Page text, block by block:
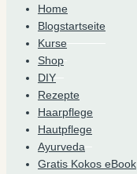
Home
Blogstartseite
Kurse
Shop
DIY
Rezepte
Haarpflege
Hautpflege
Ayurveda
Gratis Kokos eBook